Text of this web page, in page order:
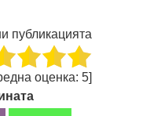
публикацията
оценка: 5]